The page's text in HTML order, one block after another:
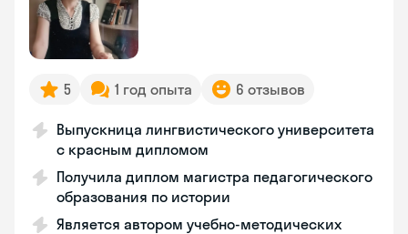
5 1 год опыта 6 отзывов
Выпускница лингвистического университета
с красным дипломом
Получила диплом магистра педагогического
образования по истории
Является автором учебно-методических